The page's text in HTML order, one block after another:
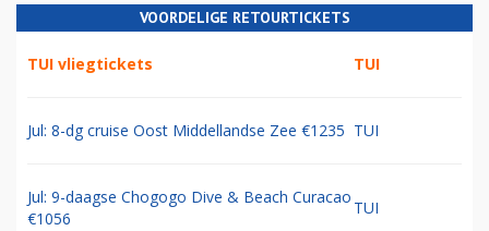
VOORDELIGE RETOURTICKETS
TUI vliegtickets TUI
Jul: 8-dg cruise Oost Middellandse Zee €1235 TUI
Jul: 9-daagse Chogogo Dive & Beach Curacao
€1056
TUI